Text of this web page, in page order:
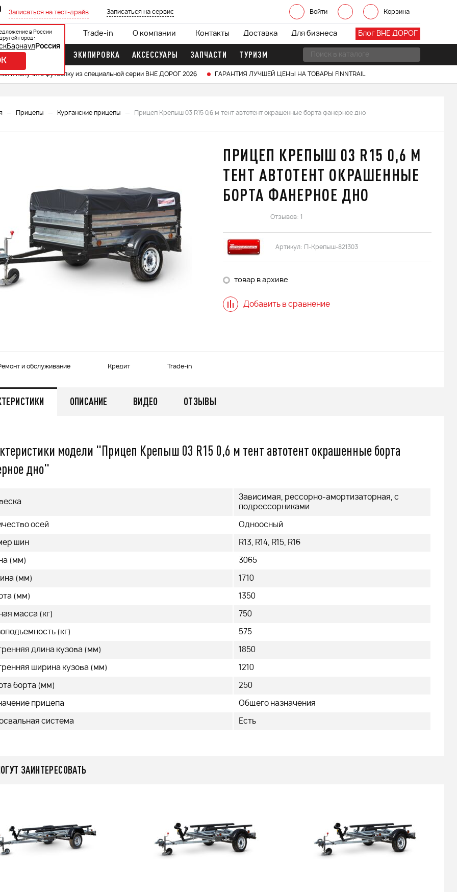
Войти Корзина
в России
город:
Барнаул Россия
Записаться на тест-драйв Записаться на сервис
Блог ВНЕ ДОРОГ
Кредит 0% Trade-in О компании Контакты Доставка Для бизнеса
МОТОРЫ ЭКИПИРОВКА АКСЕССУАРЫ ЗАПЧАСТИ ТУРИЗМ
и получите футболку из специальной серии ВНЕ ДОРОГ 2026 ГАРАНТИЯ ЛУЧШЕЙ ЦЕНЫ НА ТОВАРЫ FINNTRAIL
Прицепы Курганские прицепы Прицеп Крепыш 03 R15 0,6 м тент автотент окрашенные борта фанерное дно
черный В/Т 1м
Костюм мужской зимний FINNTRAIL
POWERMAN
Снегоход БУРАН ЛИДЕР АДЕ
ПРИЦЕП КРЕПЫШ 03 R15 0,6 М
ТЕНТ АВТОТЕНТ ОКРАШЕННЫЕ
БОРТА ФАНЕРНОЕ ДНО
Отзывов: 1
Артикул: П-Крепыш-821303
товар в архиве
Добавить в сравнение
и обслуживание Кредит Trade-in
ОПИСАНИЕ ВИДЕО ОТЗЫВЫ
модели "Прицеп Крепыш 03 R15 0,6 м тент автотент окрашенные борта
дно"
Зависимая, рессорно-амортизаторная, с
подрессорниками
осей Одноосный
шин R13, R14, R15, R16
(мм) 3065
(мм) 1710
(мм) 1350
масса (кг) 750
(кг) 575
длина кузова (мм) 1850
ширина кузова (мм) 1210
борта (мм) 250
прицепа Общего назначения
система Есть
ЗАИНТЕРЕСОВАТЬ